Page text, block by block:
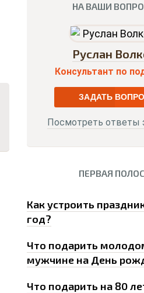
НА ВАШИ
Руслан
Консультант по
ЗАДАТЬ
Посмотреть ответы
ПЕРВАЯ
Как устроить
год?
Что подарить
мужчине на День
Что подарить на 80